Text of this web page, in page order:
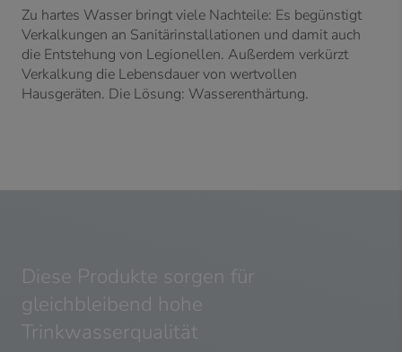
Zu hartes Wasser bringt viele Nachteile: Es begünstigt
Verkalkungen an Sanitärinstallationen und damit auch
die Entstehung von Legionellen. Außerdem verkürzt
Verkalkung die Lebensdauer von wertvollen
Hausgeräten. Die Lösung: Wasserenthärtung.
Diese Produkte sorgen für
gleichbleibend hohe
Trinkwasserqualität